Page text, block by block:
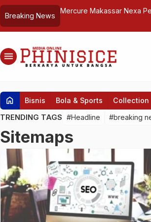
Breaking News
Mercure Makassar Nexa
menu
home Bisnis Bola & Sports Collection
TRENDING TAGS #Headline #breaking
Sitemaps